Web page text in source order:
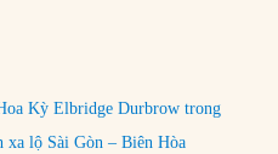
Kỳ Elbridge Durbrow trong
xa lộ Sài Gòn – Biên Hòa